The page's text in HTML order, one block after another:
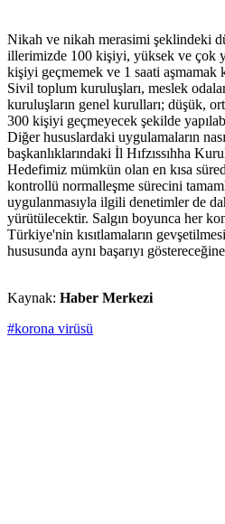
Nikah ve nikah merasimi şeklindeki
illerimizde 100 kişiyi, yüksek ve çok
kişiyi geçmemek ve 1 saati aşmamak
Sivil toplum kuruluşları, meslek
kuruluşların genel kurulları; düşük,
300 kişiyi geçmeyecek şekilde
Diğer hususlardaki uygulamaların
başkanlıklarındaki İl Hıfzıssıhha
Hedefimiz mümkün olan en kısa
kontrollü normalleşme sürecini
uygulanmasıyla ilgili denetimler de
yürütülecektir. Salgın boyunca her
Türkiye'nin kısıtlamaların
hususunda aynı başarıyı
Kaynak: Haber Merkezi
#korona virüsü